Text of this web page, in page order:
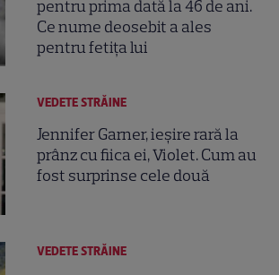
pentru prima dată la 46 de ani.
Ce nume deosebit a ales
pentru fetița lui
VEDETE STRĂINE
Jennifer Garner, ieșire rară la
prânz cu fiica ei, Violet. Cum au
fost surprinse cele două
VEDETE STRĂINE